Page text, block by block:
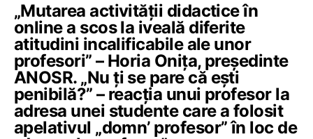
„Mutarea activității didactice în
online a scos la iveală diferite
atitudini incalificabile ale unor
profesori” – Horia Onița, președinte
ANOSR. „Nu ți se pare că ești
penibilă?” – reacția unui profesor la
adresa unei studente care a folosit
apelativul „domn’ profesor” în loc de